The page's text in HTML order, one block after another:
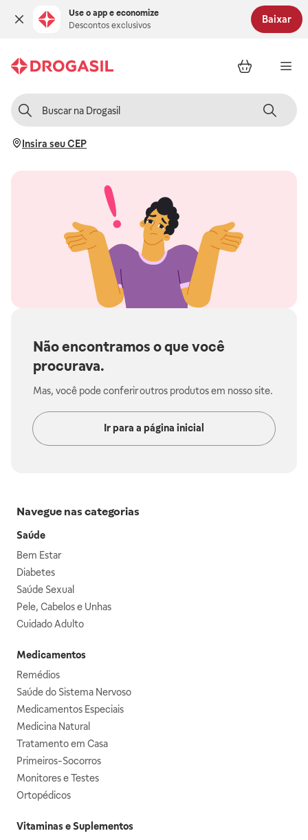
Use o app e economize
Descontos exclusivos
Baixar
Insira seu CEP
Não encontramos o que você
procurava.
Mas, você pode conferir outros produtos em nosso site.
Ir para a página inicial
Navegue nas categorias
Saúde
Bem Estar
Diabetes
Saúde Sexual
Pele, Cabelos e Unhas
Cuidado Adulto
Medicamentos
Remédios
Saúde do Sistema Nervoso
Medicamentos Especiais
Medicina Natural
Tratamento em Casa
Primeiros-Socorros
Monitores e Testes
Ortopédicos
Vitaminas e Suplementos